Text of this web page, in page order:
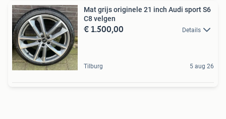
Mat grijs originele 21 inch Audi sport S6
C8 velgen
€ 1.500,00 Details
Tilburg 5 aug 26